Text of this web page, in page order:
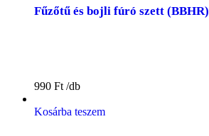
Fűzőtű és bojli fúró szett (BBHR)
990 Ft
Kosárba teszem